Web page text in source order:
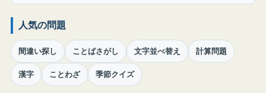
人気の問題
間違い探し ことばさがし 文字並べ替え 計算問題
漢字 ことわざ 季節クイズ